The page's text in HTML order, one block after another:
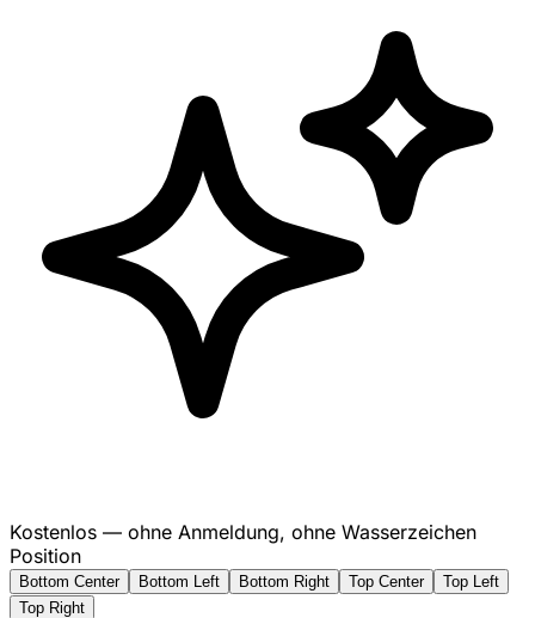
Kostenlos — ohne Anmeldung, ohne Wasserzeichen
Position
Bottom Center Bottom Left Bottom Right Top Center
Top Left
Top Right